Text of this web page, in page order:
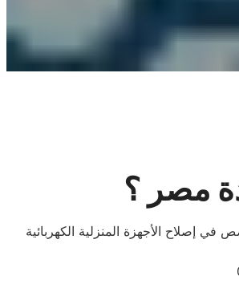
مصر ؟
إصلاح الأجهزة المنزلية الكهربائية